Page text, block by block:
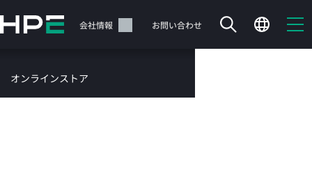
イ
テ
サポート 会社情報 お問い合わせ
オンラインストア
Telco Coreコアソリュ
ーション - サブスクラ